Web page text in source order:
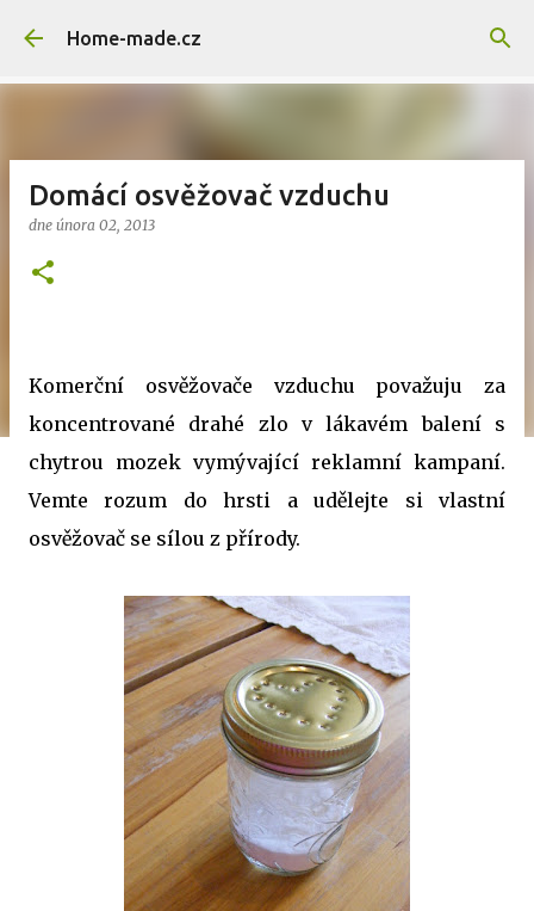
Přeskočit na hlavní obsah
Home-made.cz
Domácí osvěžovač vzduchu
dne února 02, 2013
Komerční osvěžovače vzduchu považuju za
koncentrované drahé zlo v lákavém balení s
chytrou mozek vymývající reklamní kampaní.
Vemte rozum do hrsti a udělejte si vlastní
osvěžovač se sílou z přírody.